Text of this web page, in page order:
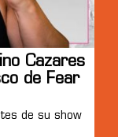
Cazares
de Fear
de su show